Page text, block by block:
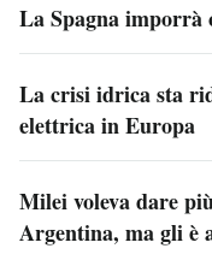
La Spagna
La crisi idrica sta
elettrica in Europa
Milei voleva dare
Argentina, ma gli è